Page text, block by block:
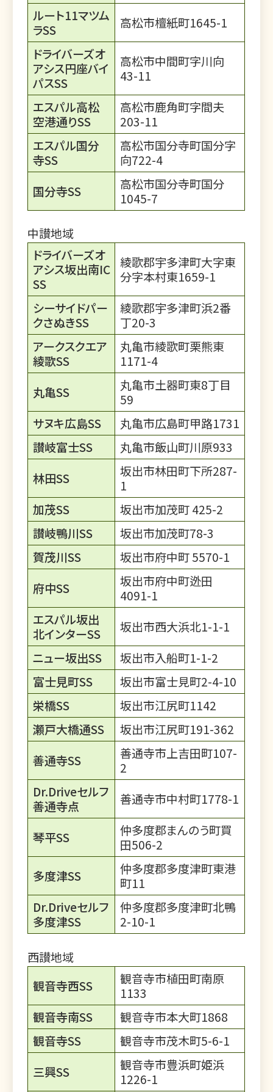
ルート11マツム
ラSS
高松市檀紙町1645-1
ドライバーズオ
アシス円座バイ
パスSS
高松市中間町字川向
43-11
エスパル高松
空港通りSS
高松市鹿角町字間夫
203-11
エスパル国分
寺SS
高松市国分寺町国分字
向722-4
国分寺SS
高松市国分寺町国分
1045-7
中讃地域
ドライバーズオ
アシス坂出南IC
SS
綾歌郡宇多津町大字東
分字本村東1659-1
シーサイドパー
クさぬきSS
綾歌郡宇多津町浜2番
丁20-3
アークスクエア
綾歌SS
丸亀市綾歌町栗熊東
1171-4
丸亀SS
丸亀市土器町東8丁目
59
サヌキ広島SS
丸亀市広島町甲路1731
讃岐富士SS
丸亀市飯山町川原933
林田SS
坂出市林田町下所287-
1
加茂SS
坂出市加茂町 425-2
讃岐鴨川SS
坂出市加茂町78-3
賀茂川SS
坂出市府中町 5570-1
府中SS
坂出市府中町迯田
4091-1
エスパル坂出
北インターSS
坂出市西大浜北1-1-1
ニュー坂出SS
坂出市入船町1-1-2
富士見町SS
坂出市富士見町2-4-10
栄橋SS
坂出市江尻町1142
瀬戸大橋通SS
坂出市江尻町191-362
善通寺SS
善通寺市上吉田町107-
2
Dr.Driveセルフ
善通寺点
善通寺市中村町1778-1
琴平SS
仲多度郡まんのう町買
田506-2
多度津SS
仲多度郡多度津町東港
町11
Dr.Driveセルフ
多度津SS
仲多度郡多度津町北鴨
2-10-1
西讃地域
観音寺西SS
観音寺市植田町南原
1133
観音寺南SS
観音寺市本大町1868
観音寺SS
観音寺市茂木町5-6-1
三興SS
観音寺市豊浜町姫浜
1226-1